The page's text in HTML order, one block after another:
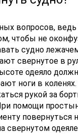
вопросов,
чтобы не
судно
свернутое в
одеяло
ноги в
рукой за
помощи
повернуться
свернутом